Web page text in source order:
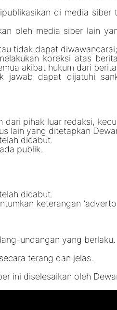
di media
oleh media siber lain
tidak dapat diwawancarai;
koreksi atas
akibat hukum dari
jawab dapat dijatuhi
pihak luar redaksi,
lain yang ditetapkan
dicabut.
publik..
dicabut.
keterangan
undangan yang berlaku.
terang dan jelas.
ini diselesaikan oleh